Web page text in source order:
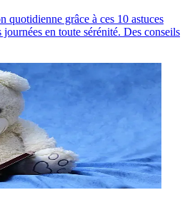
quotidienne grâce à ces 10 astuces
en toute sérénité. Des conseils